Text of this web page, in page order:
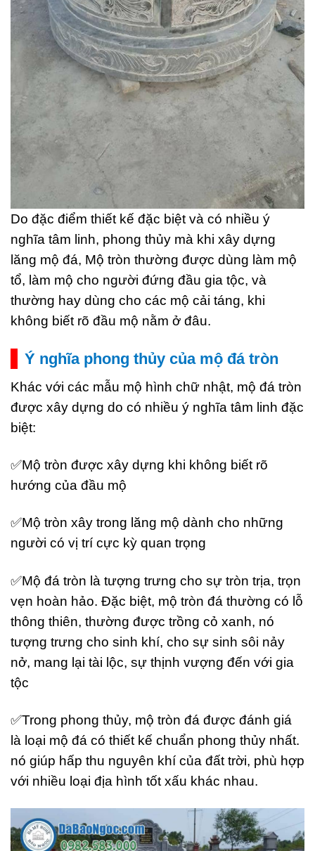
Do đặc điểm thiết kế đặc biệt và có nhiều ý
nghĩa tâm linh, phong thủy mà khi xây dựng
lăng mộ đá, Mộ tròn thường được dùng làm mộ
tổ, làm mộ cho người đứng đầu gia tộc, và
thường hay dùng cho các mộ cải táng, khi
không biết rõ đầu mộ nằm ở đâu.
Ý nghĩa phong thủy của mộ đá tròn
Khác với các mẫu mộ hình chữ nhật, mộ đá tròn
được xây dựng do có nhiều ý nghĩa tâm linh đặc
biệt:
✅Mộ tròn được xây dựng khi không biết rõ
hướng của đầu mộ
✅Mộ tròn xây trong lăng mộ dành cho những
người có vị trí cực kỳ quan trọng
✅Mộ đá tròn là tượng trưng cho sự tròn trịa, trọn
vẹn hoàn hảo. Đặc biệt, mộ tròn đá thường có lỗ
thông thiên, thường được trồng cỏ xanh, nó
tượng trưng cho sinh khí, cho sự sinh sôi nảy
nở, mang lại tài lộc, sự thịnh vượng đến với gia
tộc
✅Trong phong thủy, mộ tròn đá được đánh giá
là loại mộ đá có thiết kế chuẩn phong thủy nhất.
nó giúp hấp thu nguyên khí của đất trời, phù hợp
với nhiều loại địa hình tốt xấu khác nhau.